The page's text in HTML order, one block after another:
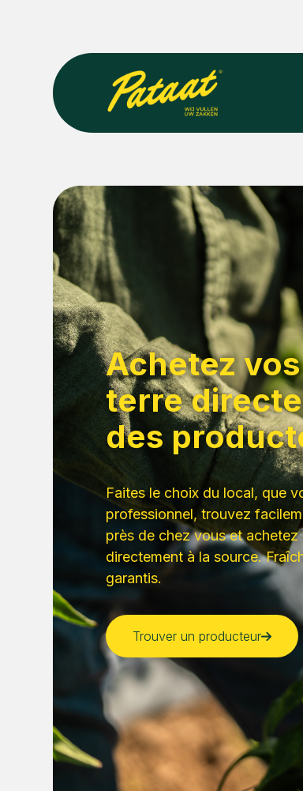
Achetez
terre
des
Faites le choix du local, que
professionnel, trouvez
près de chez vous et
directement à la source.
garantis.
Trouver un producteur